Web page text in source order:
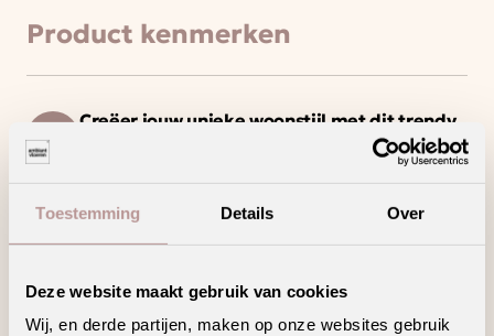
Toestemming Details Over
Deze website maakt gebruik van cookies
Wij, en derde partijen, maken op onze websites gebruik
Product kenmerken
Creëer jouw unieke woonstijl met dit trendy
Deze vloer haalt het maximale uit jouw
Creëer een interieur in de herkenbare
vtwonen-stijl
wooncomfort